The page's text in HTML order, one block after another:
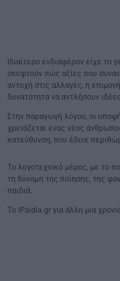
Ιδιαίτερο ενδιαφέρον είχε
σκεφτούν πώς αξίες που
αντοχή στις αλλαγές, η
δυνατότητα να αντλήσουν
Στην παραγωγή λόγου, οι
χρειάζεται ένας νέος
κατεύθυνση, που έδινε
Το λογοτεχνικό μέρος, με το
τη δύναμη της ποίησης, της
παιδιά.
Το iPaidia.gr για άλλη μια